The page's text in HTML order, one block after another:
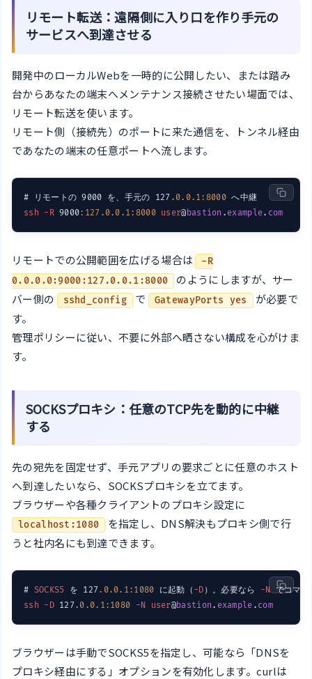
リモート転送：遠隔側に入り口を作り手元の
サービスへ到達させる
開発中のローカルWebを一時的に公開したい、または踏み
台からあなたの端末へメンテナンス接続させたい場面では、
リモート転送を使います。
リモート側（接続先）のポートに来た通信を、トンネル経由
であなたの端末の任意ポートへ流します。
# リモートの 9000 を、手元の 127 .0.0.1:8000
ssh -R 9000:127.0.0.1:8000 user@bastion . example. com
リモートでの公開範囲を広げる場合は -R
0.0.0.0:9000:127.0.0.1:8000
のようにしますが、サー
バー側の
sshd_config で GatewayPorts yes
が必要で
す。
管理ポリシーに従い、不要に外部へ晒さない構成を心がけま
す。
SOCKSプロキシ：任意のTCP先を動的に中継
する
先の宛先を固定せず、手元アプリの要求ごとに任意のホスト
へ到達したいなら、SOCKSプロキシを立てます。
ブラウザーや各種クライアントのプロキシ設定に
localhost:1080
を指定し、DNS解決もプロキシ側で行
うと社内名にも到達できます。
# SOCKS5 を 127 .0.0.1:1080 に起動（ -D ）。必要なら -N
ssh -D 127 .0 .0.1:1080 -N user@bastion . example . com
ブラウザーは手動でSOCKS5を指定し、可能なら「DNSを
プロキシ経由にする」オプションを有効化します。curlは